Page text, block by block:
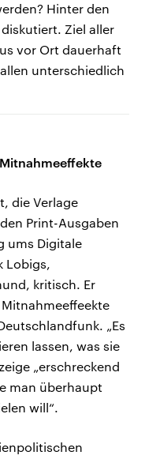
Hinter den
Ziel aller
vor Ort dauerhaft
unterschiedlich
die Verlage
Print-Ausgaben
ums Digitale
Lobigs,
kritisch. Er
„Es
lassen, was sie
„erschreckend
man überhaupt
will“.